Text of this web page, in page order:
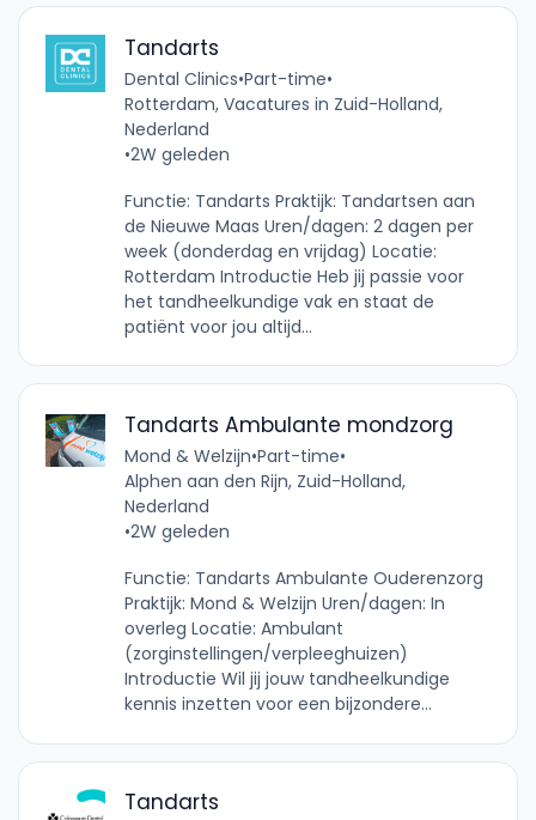
Tandarts
Dental Clinics•Part-time•
Rotterdam, Vacatures in Zuid-Holland,
Nederland
•2W geleden
Functie: Tandarts Praktijk: Tandartsen aan
de Nieuwe Maas Uren/dagen: 2 dagen per
week (donderdag en vrijdag) Locatie:
Rotterdam Introductie Heb jij passie voor
het tandheelkundige vak en staat de
patiënt voor jou altijd...
Tandarts Ambulante mondzorg
Mond & Welzijn•Part-time•
Alphen aan den Rijn, Zuid-Holland,
Nederland
•2W geleden
Functie: Tandarts Ambulante Ouderenzorg
Praktijk: Mond & Welzijn Uren/dagen: In
overleg Locatie: Ambulant
(zorginstellingen/verpleeghuizen)
Introductie Wil jij jouw tandheelkundige
kennis inzetten voor een bijzondere...
Tandarts